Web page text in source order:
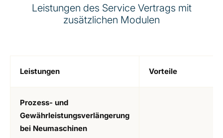
Leistungen des Service Vertrags mit
zusätzlichen Modulen
Leistungen Vorteile
Prozess- und
Gewährleistungsverlängerung
bei Neumaschinen